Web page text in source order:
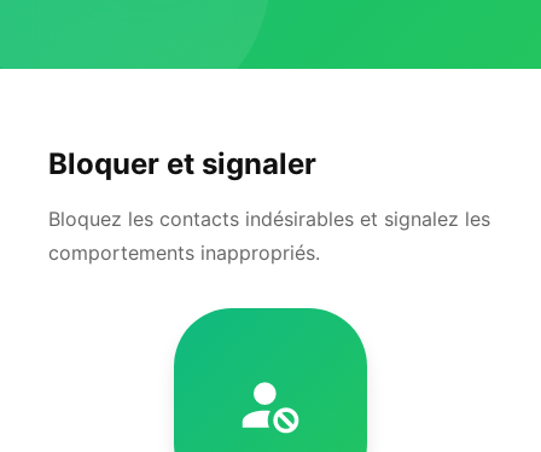
Bloquer et signaler
Bloquez les contacts indésirables et signalez les
comportements inappropriés.